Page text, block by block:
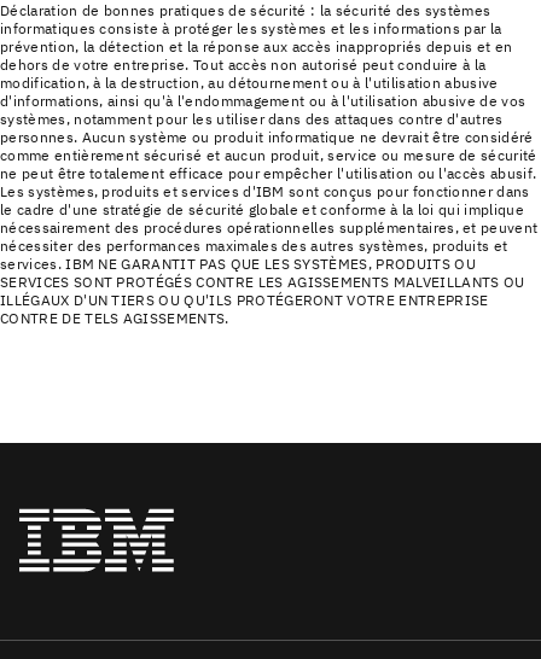
Déclaration de bonnes pratiques de sécurité : la sécurité des systèmes
informatiques consiste à protéger les systèmes et les informations par la
prévention, la détection et la réponse aux accès inappropriés depuis et en
dehors de votre entreprise. Tout accès non autorisé peut conduire à la
modification, à la destruction, au détournement ou à l'utilisation abusive
d'informations, ainsi qu'à l'endommagement ou à l'utilisation abusive de vos
systèmes, notamment pour les utiliser dans des attaques contre d'autres
personnes. Aucun système ou produit informatique ne devrait être considéré
comme entièrement sécurisé et aucun produit, service ou mesure de sécurité
ne peut être totalement efficace pour empêcher l'utilisation ou l'accès abusif.
Les systèmes, produits et services d'IBM sont conçus pour fonctionner dans
le cadre d'une stratégie de sécurité globale et conforme à la loi qui implique
nécessairement des procédures opérationnelles supplémentaires, et peuvent
nécessiter des performances maximales des autres systèmes, produits et
services. IBM NE GARANTIT PAS QUE LES SYSTÈMES, PRODUITS OU
SERVICES SONT PROTÉGÉS CONTRE LES AGISSEMENTS MALVEILLANTS OU
ILLÉGAUX D'UN TIERS OU QU'ILS PROTÉGERONT VOTRE ENTREPRISE
CONTRE DE TELS AGISSEMENTS.